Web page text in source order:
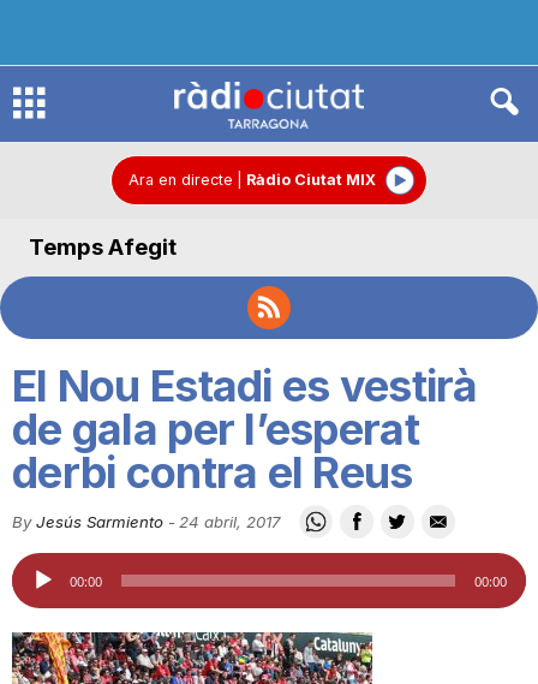
R
d
C
u
Ara en directe Ràdio Ciutat MIX
Temps Afegit
El Nou Estadi es vestirà
de gala per l’esperat
derbi contra el Reus
By Jesús Sarmiento - 24 abril, 2017
Reproductor
d'àudio
00:00 00:00